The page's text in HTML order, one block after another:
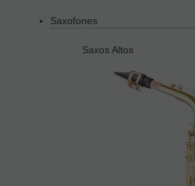
Saxofones
Saxos Altos